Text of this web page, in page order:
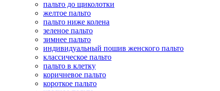
пальто до щиколотки
желтое пальто
пальто ниже колена
зеленое пальто
зимнее пальто
индивидуальный пошив женского пальто
классическое пальто
пальто в клетку
коричневое пальто
короткое пальто